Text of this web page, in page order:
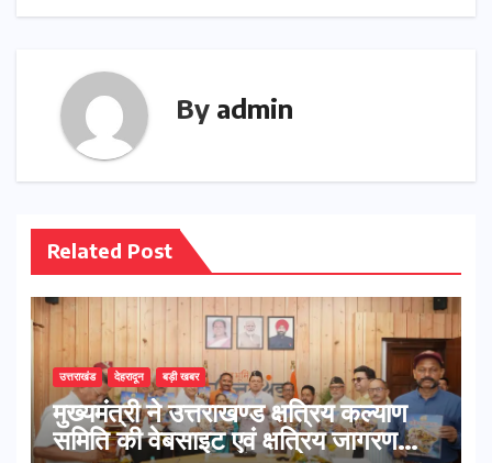
By admin
Related Post
उत्तराखंड देहरादून बड़ी खबर
मुख्यमंत्री ने उत्तराखण्ड क्षत्रिय कल्याण
समिति की वेबसाइट एवं क्षत्रिय जागरण